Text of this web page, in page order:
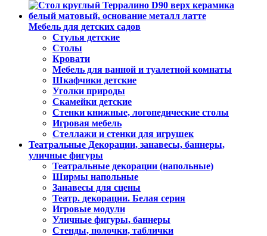
Мебель для детских садов
Стулья детские
Столы
Кровати
Мебель для ванной и туалетной комнаты
Шкафчики детские
Уголки природы
Скамейки детские
Стенки книжные, логопедические столы
Игровая мебель
Стеллажи и стенки для игрушек
Театральные Декорации, занавесы, баннеры,
уличные фигуры
Театральные декорации (напольные)
Ширмы напольные
Занавесы для сцены
Театр. декорации. Белая серия
Игровые модули
Уличные фигуры, баннеры
Стенды, полочки, таблички